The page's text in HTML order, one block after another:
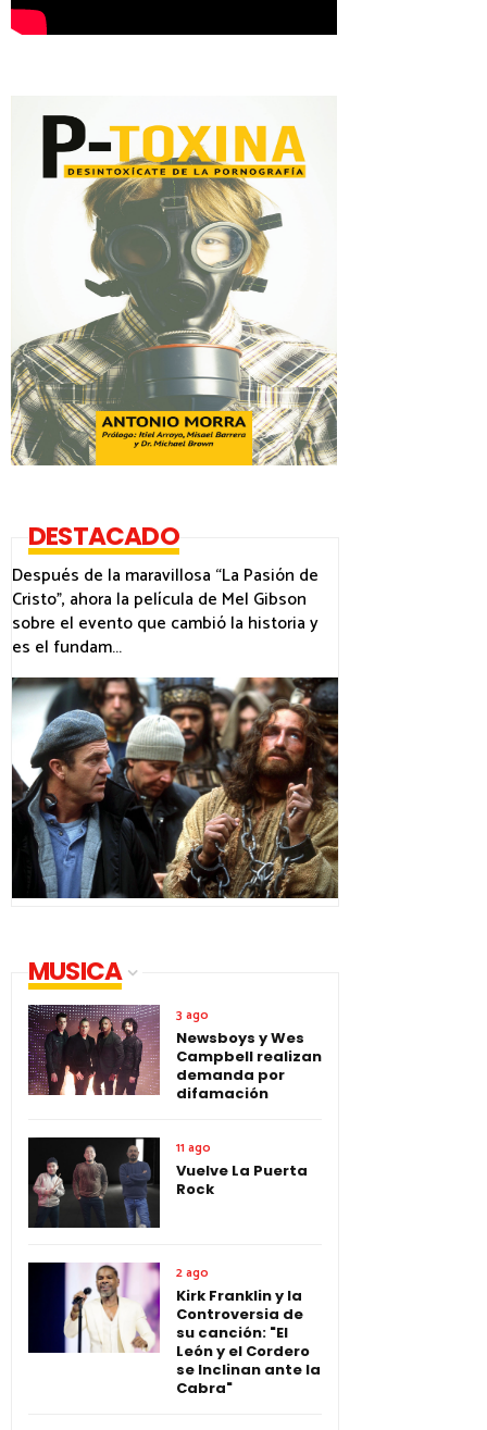
DESTACADO
Después de la maravillosa “La Pasión de
Cristo”, ahora la película de Mel Gibson
sobre el evento que cambió la historia y
es el fundam...
MUSICA
3 ago
Newsboys y Wes
Campbell realizan
demanda por
difamación
11 ago
Vuelve La Puerta
Rock
2 ago
Kirk Franklin y la
Controversia de
su canción: "El
León y el Cordero
se Inclinan ante la
Cabra"